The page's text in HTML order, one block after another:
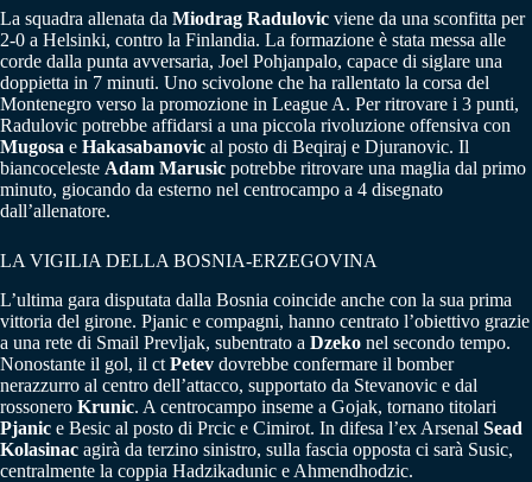
La squadra allenata da Miodrag Radulovic viene da una sconfitta per
2-0 a Helsinki, contro la Finlandia. La formazione è stata messa alle
corde dalla punta avversaria, Joel Pohjanpalo, capace di siglare una
doppietta in 7 minuti. Uno scivolone che ha rallentato la corsa del
Montenegro verso la promozione in League A. Per ritrovare i 3 punti,
Radulovic potrebbe affidarsi a una piccola rivoluzione offensiva con
Mugosa e Hakasabanovic al posto di Beqiraj e Djuranovic. Il
biancoceleste Adam Marusic potrebbe ritrovare una maglia dal primo
minuto, giocando da esterno nel centrocampo a 4 disegnato
dall’allenatore.
LA VIGILIA DELLA BOSNIA-ERZEGOVINA
L’ultima gara disputata dalla Bosnia coincide anche con la sua prima
vittoria del girone. Pjanic e compagni, hanno centrato l’obiettivo grazie
a una rete di Smail Prevljak, subentrato a Dzeko nel secondo tempo.
Nonostante il gol, il ct Petev dovrebbe confermare il bomber
nerazzurro al centro dell’attacco, supportato da Stevanovic e dal
rossonero Krunic. A centrocampo inseme a Gojak, tornano titolari
Pjanic e Besic al posto di Prcic e Cimirot. In difesa l’ex Arsenal Sead
Kolasinac agirà da terzino sinistro, sulla fascia opposta ci sarà Susic,
centralmente la coppia Hadzikadunic e Ahmendhodzic.